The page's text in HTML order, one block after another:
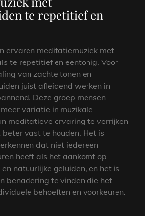
te repetitief en
ervaren meditatiemuziek met
te repetitief en eentonig. Voor
van zachte tonen en
juist afleidend werken in
Deze groep mensen
variatie in muzikale
meditatieve ervaring te verrijken
beter vast te houden. Het is
dat niet iedereen
heeft als het aankomt op
natuurlijke geluiden, en het is
benadering te vinden die het
behoeften en voorkeuren.